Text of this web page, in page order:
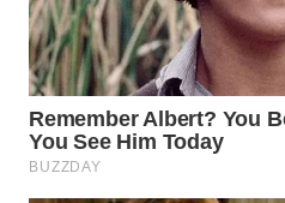
WN
TANGERANG
WN
BINJAI